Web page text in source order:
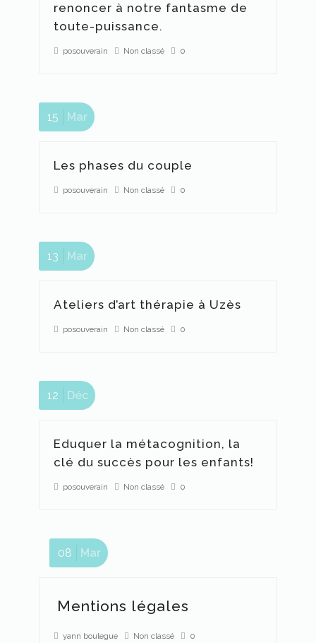
renoncer à notre fantasme de
toute-puissance.
posouverain Non classé 0
Les phases du couple
posouverain Non classé 0
15 Mar
Ateliers d’art thérapie à Uzès
posouverain Non classé 0
13 Mar
Eduquer la métacognition, la
clé du succès pour les enfants!
posouverain Non classé 0
12 Déc
Mentions légales
yann boulegue Non classé 0
08 Mar